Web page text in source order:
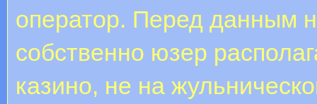
оператор. Перед данным
собственно юзер
казино, не на